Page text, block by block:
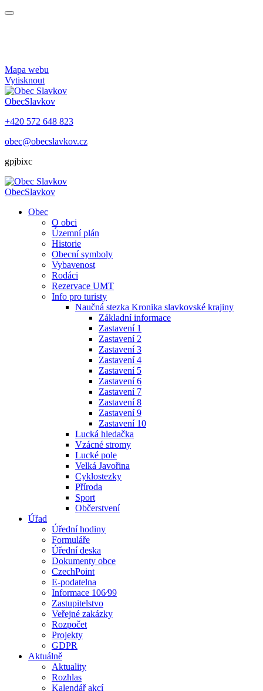
Mapa webu
Vytisknout
ObecSlavkov
+420 572 648 823
obec@obecslavkov.cz
gpjbixc
ObecSlavkov
Obec
O obci
Územní plán
Historie
Obecní symboly
Vybavenost
Rodáci
Rezervace UMT
Info pro turisty
Naučná stezka Kronika slavkovské krajiny
Základní informace
Zastavení 1
Zastavení 2
Zastavení 3
Zastavení 4
Zastavení 5
Zastavení 6
Zastavení 7
Zastavení 8
Zastavení 9
Zastavení 10
Lucká hledačka
Vzácné stromy
Lucké pole
Velká Javořina
Cyklostezky
Příroda
Sport
Občerstvení
Úřad
Úřední hodiny
Formuláře
Úřední deska
Dokumenty obce
CzechPoint
E-podatelna
Informace 106⁄99
Zastupitelstvo
Veřejné zakázky
Rozpočet
Projekty
GDPR
Aktuálně
Aktuality
Rozhlas
Kalendář akcí